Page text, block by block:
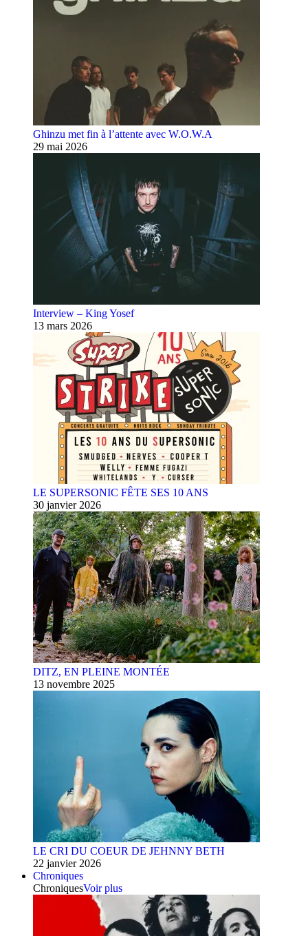
Ghinzu met fin à l’attente avec W.O.W.A
29 mai 2026
Interview – King Yosef
13 mars 2026
LE SUPERSONIC FÊTE SES 10 ANS
30 janvier 2026
DITZ, EN PLEINE MONTÉE
13 novembre 2025
LE CRI DU COEUR DE JEHNNY BETH
22 janvier 2026
Chroniques
ChroniquesVoir plus